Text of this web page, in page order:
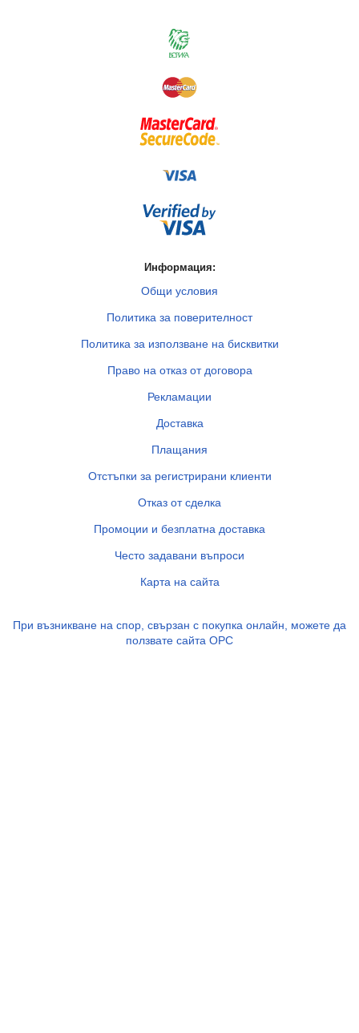
Информация:
Общи условия
Политика за поверителност
Политика за използване на бисквитки
Право на отказ от договора
Рекламации
Доставка
Плащания
Отстъпки за регистрирани клиенти
Отказ от сделка
Промоции и безплатна доставка
Често задавани въпроси
Карта на сайта
При възникване на спор, свързан с покупка онлайн, можете да
ползвате сайта ОРС